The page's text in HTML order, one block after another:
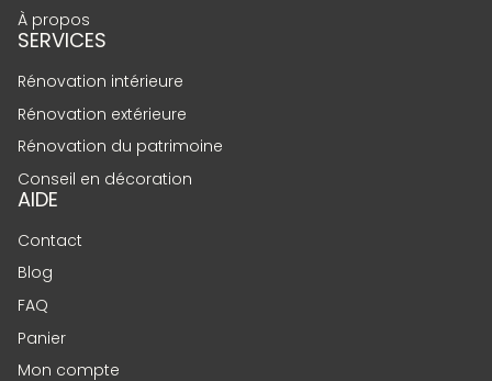
À propos
SERVICES
Rénovation intérieure
Rénovation extérieure
Rénovation du patrimoine
Conseil en décoration
AIDE
Contact
Blog
FAQ
Panier
Mon compte